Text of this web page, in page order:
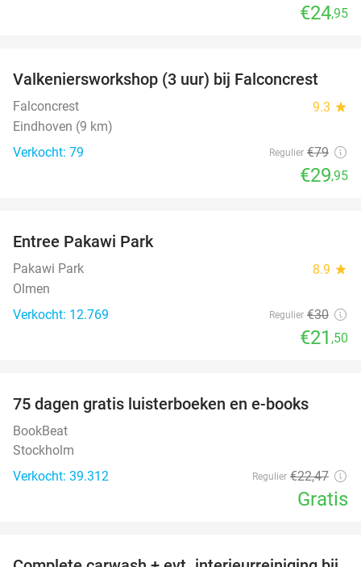
€24,95
62%
Valkeniersworkshop (3 uur) bij Falconcrest
Falconcrest 9.3 star
Eindhoven (9 km)
Verkocht: 79
Regulier €79
€29,95
Entree Pakawi Park
Pakawi Park 8.9 star
Olmen
Verkocht: 12.769
Regulier €30
€21 ,50
75 dagen gratis luisterboeken en e-books
BookBeat
Stockholm
Verkocht: 39.312
Regulier €22,47
Gratis